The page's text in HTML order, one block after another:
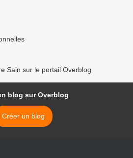
Sain sur le portail Overblog
blog sur Overblog
Créer un blog